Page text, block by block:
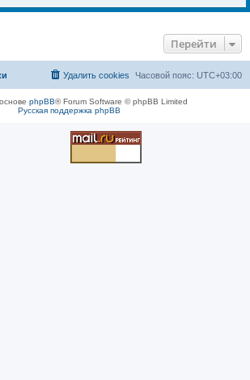
Перейти
Часовой пояс: UTC+03:00
Удалить cookies
phpBB® Forum Software © phpBB Limited
Русская поддержка phpBB